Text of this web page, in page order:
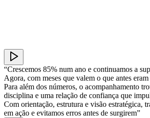
“Crescemos 85% num ano e continuamos a
Agora, com meses que valem o que antes
Para além dos números, o acompanhamento
disciplina e uma relação de confiança que
Com orientação, estrutura e visão estratégica,
em ação e evitamos erros antes de surgirem”